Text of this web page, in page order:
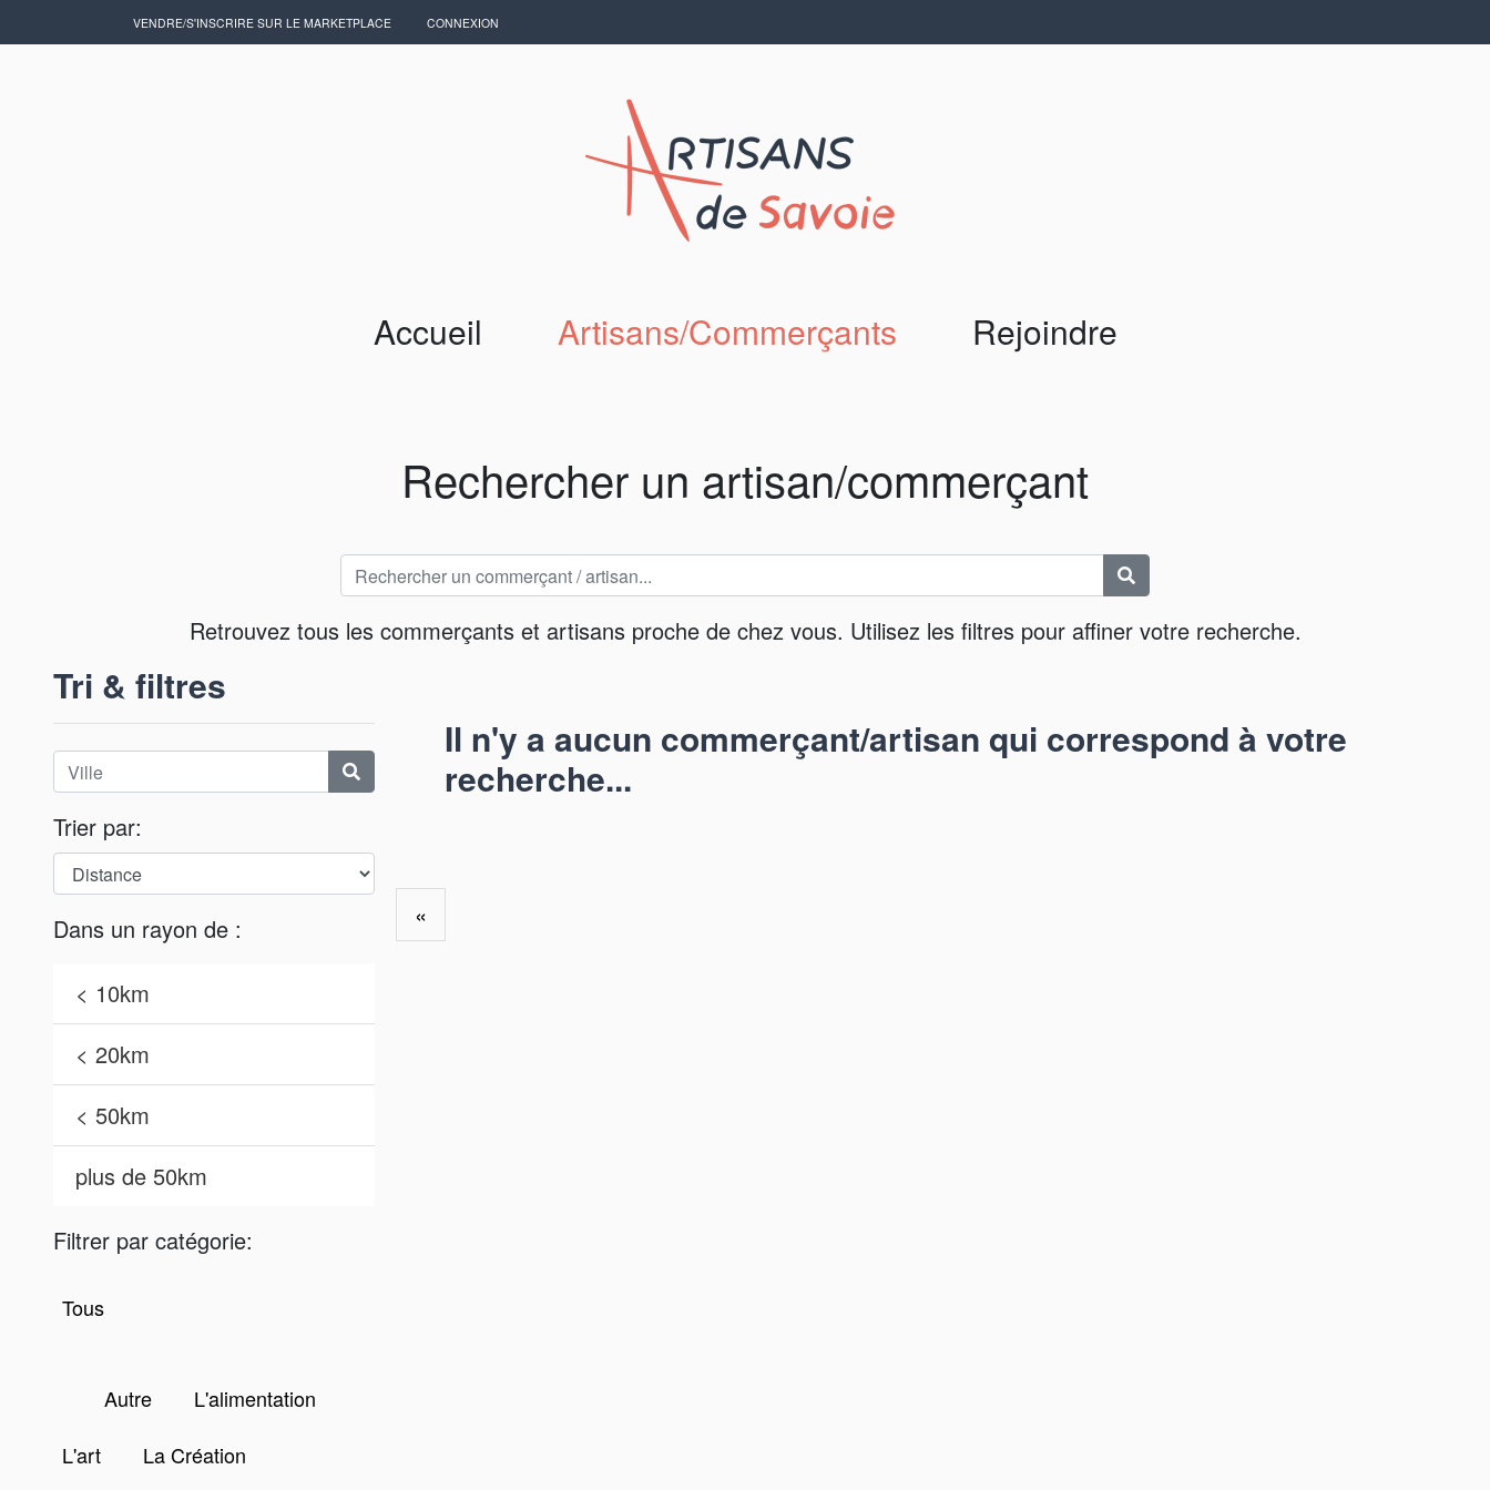
VENDRE/S'INSCRIRE SUR LE MARKETPLACE CONNEXION
Accueil Artisans/Commerçants Rejoindre
Rechercher un artisan/commerçant
Retrouvez tous les commerçants et artisans proche de chez vous. Utilisez les filtres pour affiner votre recherche.
Tri & filtres
Trier par:
Dans un rayon de :
< 10km
< 20km
< 50km
plus de 50km
Filtrer par catégorie:
Tous
Autre
L'alimentation
L'art
La Création
Il n'y a aucun commerçant/artisan qui correspond à votre
recherche...
«